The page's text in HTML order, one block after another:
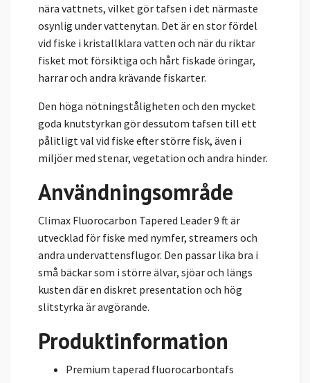
nära vattnets, vilket gör tafsen i det närmaste
osynlig under vattenytan. Det är en stor fördel
vid fiske i kristallklara vatten och när du riktar
fisket mot försiktiga och hårt fiskade öringar,
harrar och andra krävande fiskarter.
Den höga nötningståligheten och den mycket
goda knutstyrkan gör dessutom tafsen till ett
pålitligt val vid fiske efter större fisk, även i
miljöer med stenar, vegetation och andra hinder.
Användningsområde
Climax Fluorocarbon Tapered Leader 9 ft är
utvecklad för fiske med nymfer, streamers och
andra undervattensflugor. Den passar lika bra i
små bäckar som i större älvar, sjöar och längs
kusten där en diskret presentation och hög
slitstyrka är avgörande.
Produktinformation
Premium taperad fluorocarbontafs